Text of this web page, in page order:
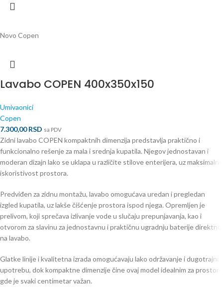
Novo Copen
Lavabo COPEN 400x350x150
Umivaonici
Copen
7.300,00RSD sa PDV
Zidni lavabo COPEN kompaktnih dimenzija predstavlja praktično i
funkcionalno rešenje za mala i srednja kupatila. Njegov jednostavan i
moderan dizajn lako se uklapa u različite stilove enterijera, uz maksimalnu
iskoristivost prostora.
Predviđen za zidnu montažu, lavabo omogućava uredan i pregledan
izgled kupatila, uz lakše čišćenje prostora ispod njega. Opremljen je
prelivom, koji sprečava izlivanje vode u slučaju prepunjavanja, kao i
otvorom za slavinu za jednostavnu i praktičnu ugradnju baterije direktno
na lavabo.
Glatke linije i kvalitetna izrada omogućavaju lako održavanje i dugotrajnu
upotrebu, dok kompaktne dimenzije čine ovaj model idealnim za prostore
gde je svaki centimetar važan.